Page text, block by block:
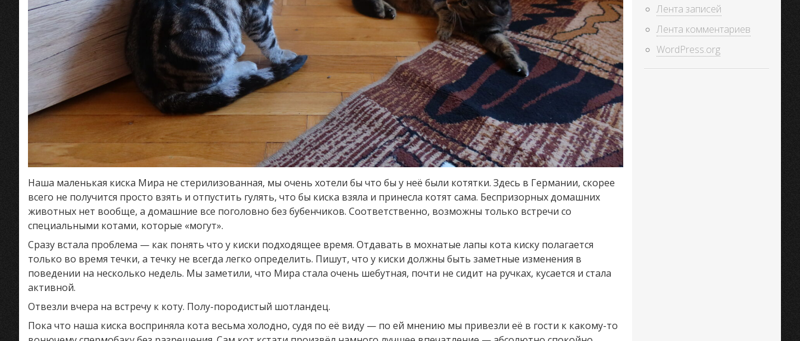
Наша маленькая киска Мира не стерилизованная, мы очень хотели бы что бы у неё были котятки. Здесь в Германии, скорее
всего не получится просто взять и отпустить гулять, что бы киска взяла и принесла котят сама. Беспризорных домашних
животных нет вообще, а домашние все поголовно без бубенчиков. Соответственно, возможны только встречи со
специальными котами, которые «могут».
Сразу встала проблема — как понять что у киски подходящее время. Отдавать в мохнатые лапы кота киску полагается
только во время течки, а течку не всегда легко определить. Пишут, что у киски должны быть заметные изменения в
поведении на несколько недель. Мы заметили, что Мира стала очень шебутная, почти не сидит на ручках, кусается и стала
активной.
Отвезли вчера на встречу к коту. Полу-породистый шотландец.
Пока что наша киска восприняла кота весьма холодно, судя по её виду — по ей мнению мы привезли её в гости к какому-то
Лента записей
Лента комментариев
WordPress.org